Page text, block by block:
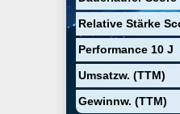
Relative Stärke
Performance 10 J
Umsatzw. (TTM)
Gewinnw. (TTM)